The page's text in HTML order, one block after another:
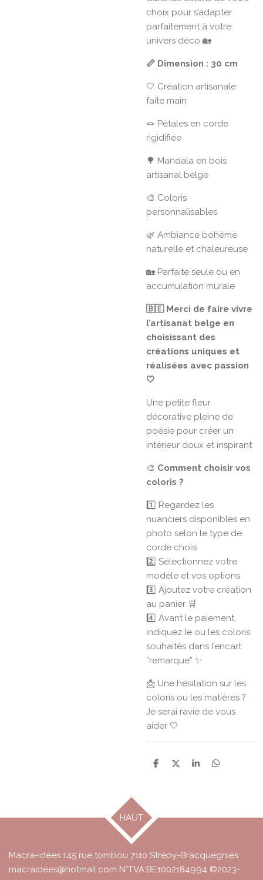
choix pour s’adapter
parfaitement à votre
univers déco 🏡
📏 Dimension : 30 cm
🤍 Création artisanale
faite main
🪢 Pétales en corde
rigidifiée
🌳 Mandala en bois
artisanal belge
🎨 Coloris
personnalisables
🌿 Ambiance bohème
naturelle et chaleureuse
🏡 Parfaite seule ou en
accumulation murale
🇧🇪 Merci de faire vivre
l’artisanat belge en
choisissant des
créations uniques et
réalisées avec passion
🤍
Une petite fleur
décorative pleine de
poésie pour créer un
intérieur doux et inspirant
🎨 Comment choisir vos
coloris ?
1️⃣ Regardez les
nuanciers disponibles en
photo selon le type de
corde choisi
2️⃣ Sélectionnez votre
modèle et vos options
3️⃣ Ajoutez votre création
au panier 🛒
4️⃣ Avant le paiement,
indiquez le ou les coloris
souhaités dans l’encart
“remarque” ✨
📩 Une hésitation sur les
coloris ou les matières ?
Je serai ravie de vous
aider 🤍
P
e
P
e
P
e
P
e
HAUT
Macra-idées 145 rue tombou 7110 Strépy-Bracquegnies
macraidees@hotmail.com N°TVA:BE1002184994 ©2023-